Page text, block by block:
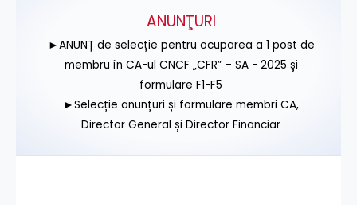
ANUNŢURI
►ANUNȚ de selecție pentru ocuparea a 1 post de
membru în CA-ul CNCF „CFR” – SA - 2025 și
formulare F1-F5
►Selecție anunțuri și formulare membri CA,
Director General și Director Financiar